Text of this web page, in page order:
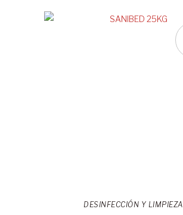
DESINFECCIÓN Y LIMPIEZA